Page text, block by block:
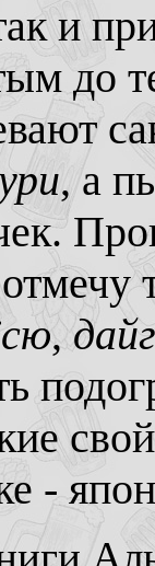
и
до
, а
,
-